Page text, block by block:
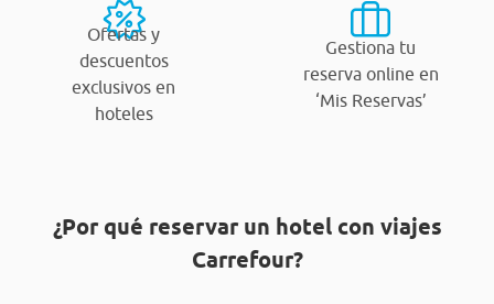
Ofertas y
descuentos
exclusivos en
hoteles
Gestiona tu
reserva online en
‘Mis Reservas’
¿Por qué reservar un hotel con viajes
Carrefour?